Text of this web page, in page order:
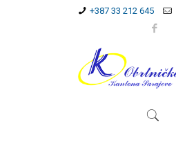
+387 33 212 645